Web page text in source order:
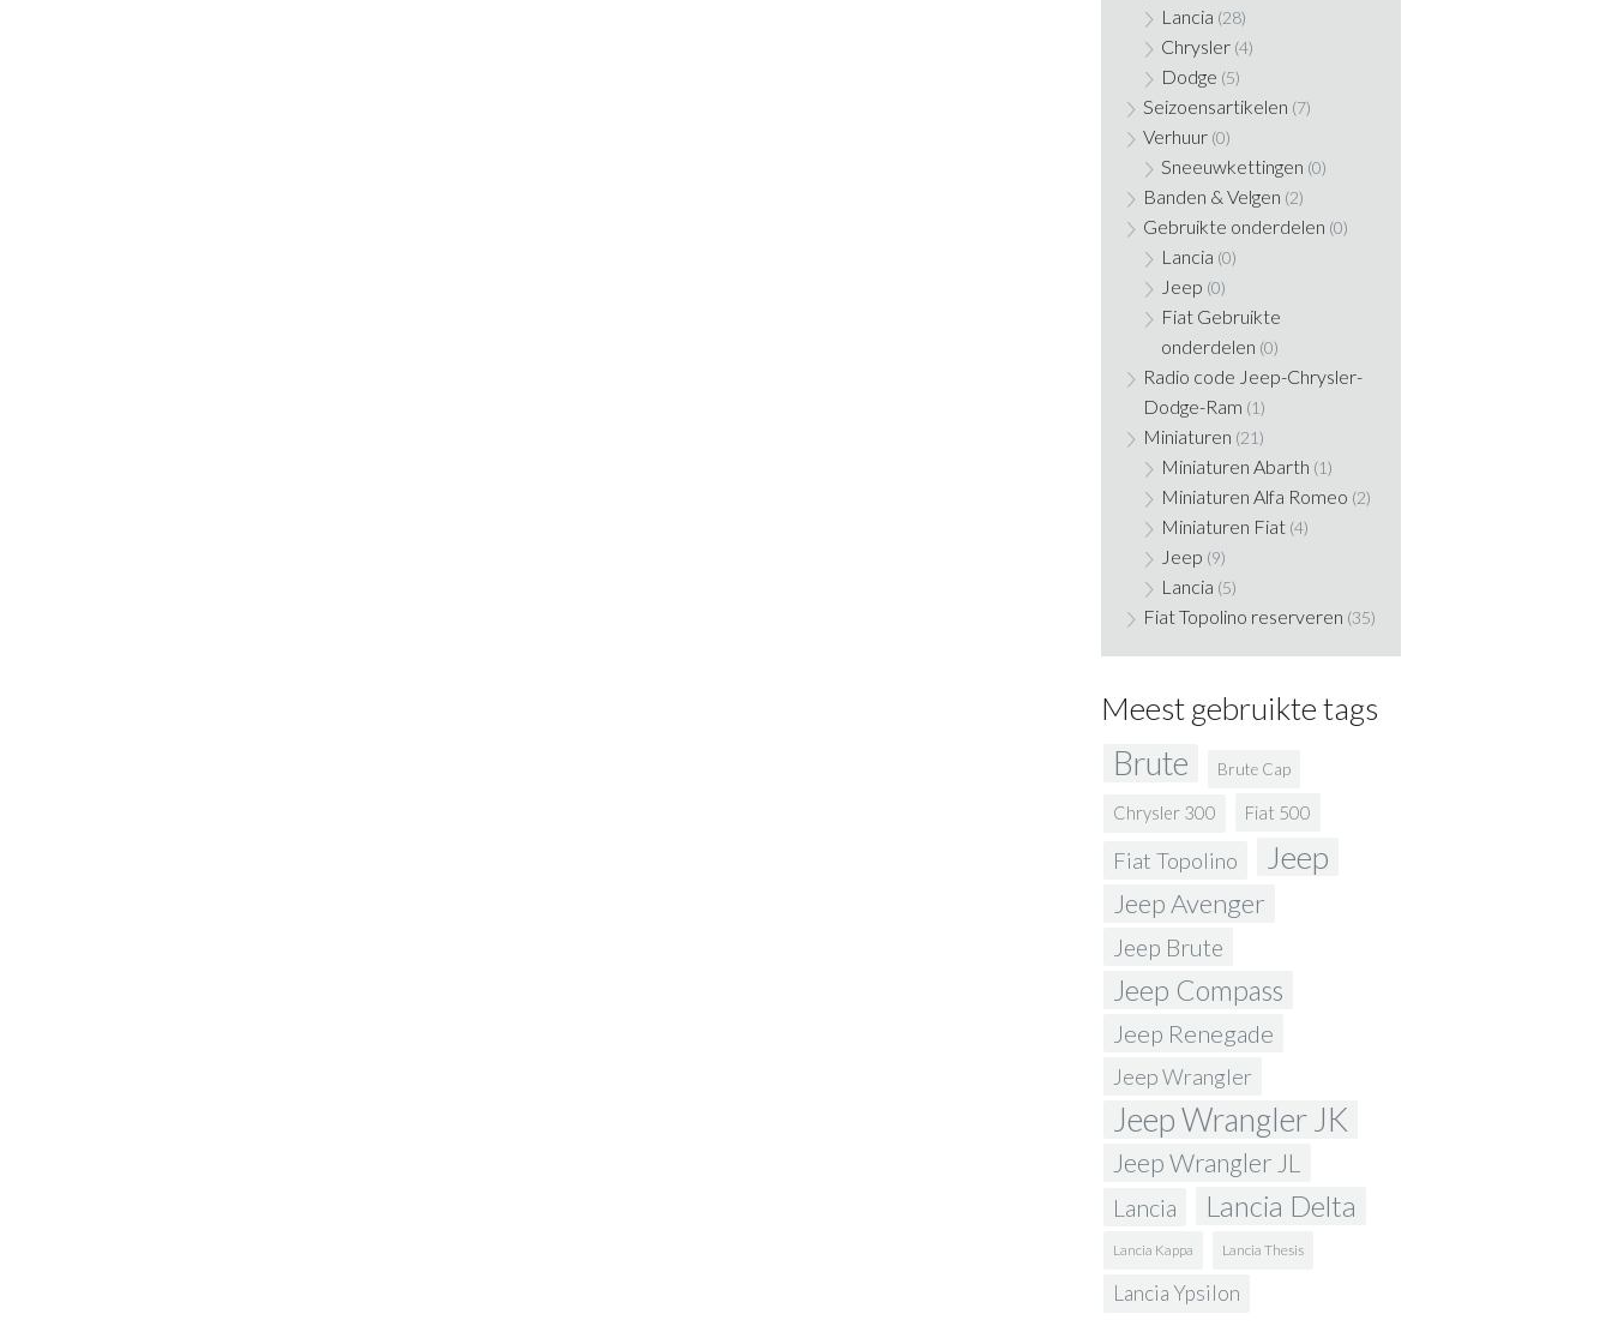
Lancia (28)
Chrysler (4)
Dodge (5)
Seizoensartikelen (7)
Verhuur (0)
Sneeuwkettingen (0)
Banden & Velgen (2)
Gebruikte onderdelen (0)
Lancia (0)
Jeep (0)
Fiat Gebruikte
onderdelen (0)
Radio code Jeep-Chrysler-
Dodge-Ram (1)
Miniaturen (21)
Miniaturen Abarth (1)
Miniaturen Alfa Romeo (2)
Miniaturen Fiat (4)
Jeep (9)
Lancia (5)
Fiat Topolino reserveren (35)
Meest gebruikte tags
Brute Brute Cap
Chrysler 300 Fiat 500
Fiat Topolino Jeep
Jeep Avenger
Jeep Brute
Jeep Compass
Jeep Renegade
Jeep Wrangler
Jeep Wrangler JK
Jeep Wrangler JL
Lancia Lancia Delta
Lancia Kappa Lancia Thesis
Lancia Ypsilon